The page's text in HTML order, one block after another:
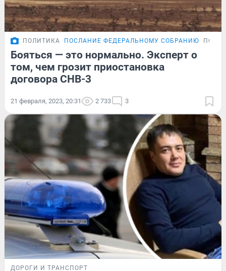
ПОЛИТИКА ПОСЛАНИЕ ФЕДЕРАЛЬНОМУ СОБРАНИЮ
Бояться — это нормально. Эксперт о
том, чем грозит приостановка
договора СНВ-3
21 февраля, 2023, 20:31 2 733 3
ДОРОГИ И ТРАНСПОРТ